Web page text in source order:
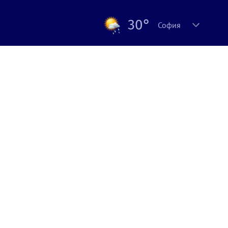
30° София